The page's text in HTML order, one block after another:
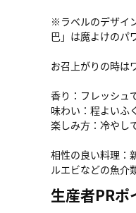
※ラベルのデザイ
巴」は魔よけのパ
お召上がりの時は
香り：フレッシュ
味わい：程よいふ
楽しみ方：冷やし
相性の良い料理：
ルエビなどの魚介
生産者PRポ